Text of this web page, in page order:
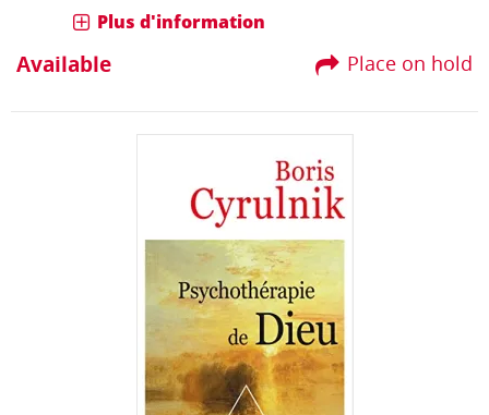
Plus d'information
Place on hold
Available